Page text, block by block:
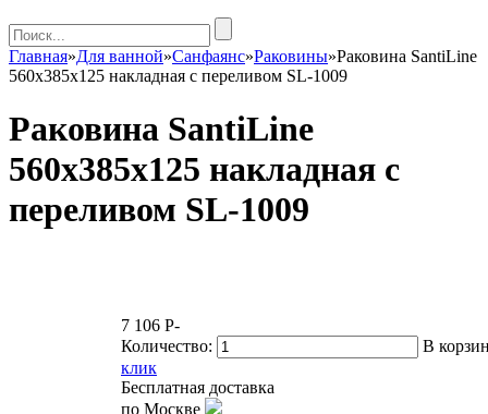
Главная»Для ванной»Санфаянс»Раковины»Раковина SantiLine
560х385х125 накладная с переливом SL-1009
Раковина SantiLine
560х385х125 накладная с
переливом SL-1009
7 106 P-
Количество:
В
клик
Бесплатная доставка
по Москве